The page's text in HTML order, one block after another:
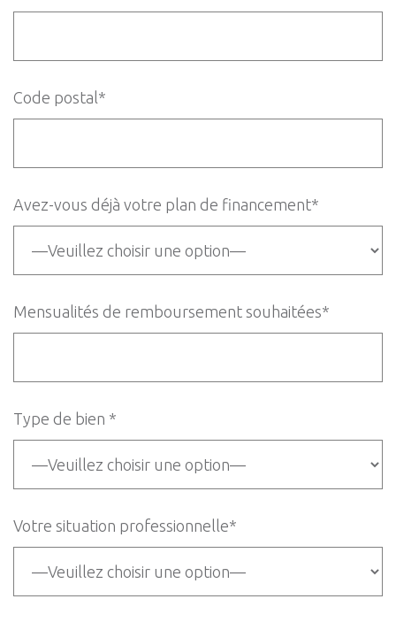
Code postal*
Avez-vous déjà votre plan de financement*
Mensualités de remboursement souhaitées*
Type de bien *
Votre situation professionnelle*